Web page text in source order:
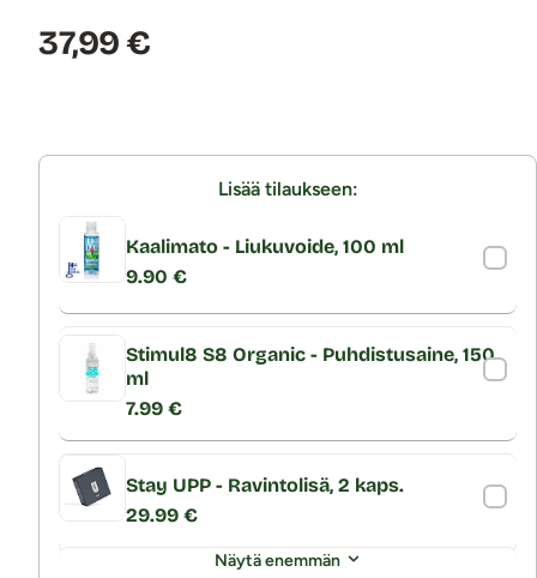
Hinta:
37,99 €
Lisää tilaukseen:
Kaalimato - Liukuvoide, 100 ml
9.90 €
Stimul8 S8 Organic - Puhdistusaine, 150
ml
7.99 €
Stay UPP - Ravintolisä, 2 kaps.
29.99 €
Näytä enemmän